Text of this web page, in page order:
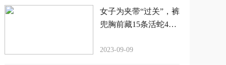
女子为夹带“过关”，裤
兜胸前藏15条活蛇4只
2023-09-09